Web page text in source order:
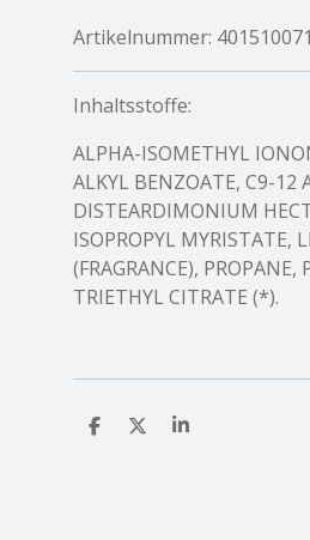
Artikelnummer:
Inhaltsstoffe:
ALPHA-ISOMETHYL
ALKYL BENZOATE, C9-
DISTEARDIMONIUM
ISOPROPYL
(FRAGRANCE), PROPANE,
TRIETHYL CITRATE (*).
T
T
T